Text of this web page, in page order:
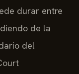
durar entre
de la
del